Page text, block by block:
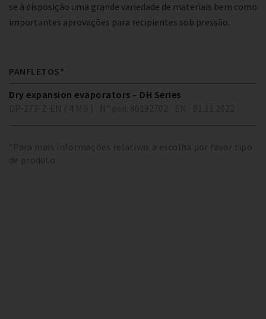
se à disposição uma grande variedade de materiais bem como
importantes aprovações para recipientes sob pressão.
PANFLETOS*
Dry expansion evaporators – DH Series
*Para mais informações relativas a escolha por favor tipo
de produto